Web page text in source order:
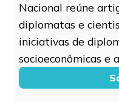
Nacional reúne
diplomatas e
iniciativas de
socioeconômicas e